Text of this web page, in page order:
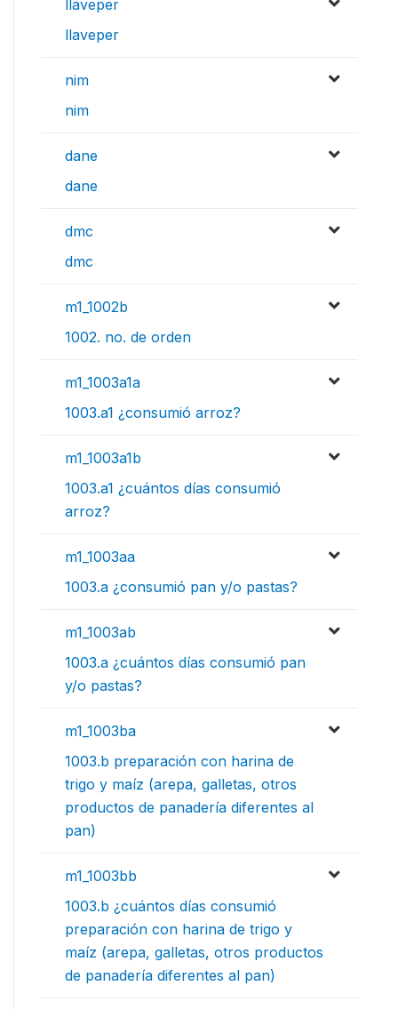
llaveper
llaveper
nim
nim
dane
dane
dmc
dmc
m1_1002b
1002. no. de orden
m1_1003a1a
1003.a1 ¿consumió arroz?
m1_1003a1b
1003.a1 ¿cuántos días consumió
arroz?
m1_1003aa
1003.a ¿consumió pan y/o pastas?
m1_1003ab
1003.a ¿cuántos días consumió pan
y/o pastas?
m1_1003ba
1003.b preparación con harina de
trigo y maíz (arepa, galletas, otros
productos de panadería diferentes al
pan)
m1_1003bb
1003.b ¿cuántos días consumió
preparación con harina de trigo y
maíz (arepa, galletas, otros productos
de panadería diferentes al pan)